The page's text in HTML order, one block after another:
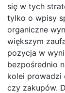
się w tych
tylko o wpisy
organiczne
większym
pozycja w
bezpośrednio
kolei prowadzi
czy zakupów.